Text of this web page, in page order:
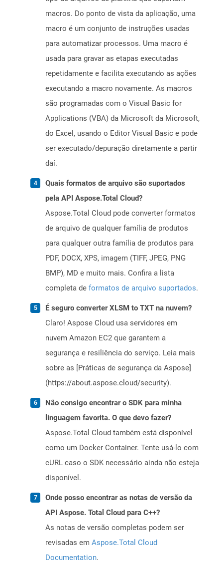
macros. Do ponto de vista da aplicação, uma
macro é um conjunto de instruções usadas
para automatizar processos. Uma macro é
usada para gravar as etapas executadas
repetidamente e facilita executando as ações
executando a macro novamente. As macros
são programadas com o Visual Basic for
Applications (VBA) da Microsoft da Microsoft,
do Excel, usando o Editor Visual Basic e pode
ser executado/depuração diretamente a partir
daí.
Quais formatos de arquivo são suportados
pela API Aspose.Total Cloud?
Aspose.Total Cloud pode converter formatos
de arquivo de qualquer família de produtos
para qualquer outra família de produtos para
PDF, DOCX, XPS, imagem (TIFF, JPEG, PNG
BMP), MD e muito mais. Confira a lista
completa de formatos de arquivo suportados.
É seguro converter XLSM to TXT na nuvem?
Claro! Aspose Cloud usa servidores em
nuvem Amazon EC2 que garantem a
segurança e resiliência do serviço. Leia mais
sobre as [Práticas de segurança da Aspose]
(https://about.aspose.cloud/security).
Não consigo encontrar o SDK para minha
linguagem favorita. O que devo fazer?
Aspose.Total Cloud também está disponível
como um Docker Container. Tente usá-lo com
cURL caso o SDK necessário ainda não esteja
disponível.
Onde posso encontrar as notas de versão da
API Aspose. Total Cloud para C++?
As notas de versão completas podem ser
revisadas em Aspose.Total Cloud
Documentation.